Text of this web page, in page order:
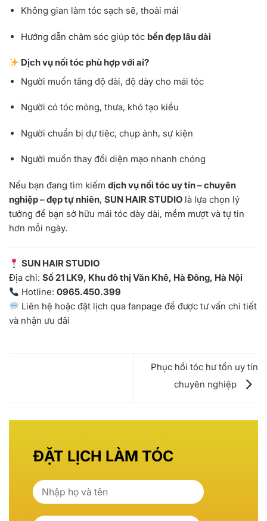
Không gian làm tóc sạch sẽ, thoải mái
Hướng dẫn chăm sóc giúp tóc bền đẹp lâu dài
Dịch vụ nối tóc phù hợp với ai?
Người muốn tăng độ dài, độ dày cho mái tóc
Người có tóc mỏng, thưa, khó tạo kiểu
Người chuẩn bị dự tiệc, chụp ảnh, sự kiện
Người muốn thay đổi diện mạo nhanh chóng
Nếu bạn đang tìm kiếm dịch vụ nối tóc uy tín – chuyên
nghiệp – đẹp tự nhiên, SUN HAIR STUDIO là lựa chọn lý
tưởng để bạn sở hữu mái tóc dày dài, mềm mượt và tự tin
hơn mỗi ngày.
SUN HAIR STUDIO
Địa chỉ: Số 21 LK9, Khu đô thị Văn Khê, Hà Đông, Hà Nội
Hotline:0965.450.399
Liên hệ hoặc đặt lịch qua fanpage để được tư vấn chi tiết
và nhận ưu đãi
Phục hồi tóc hư tổn uy tín
chuyên nghiệp